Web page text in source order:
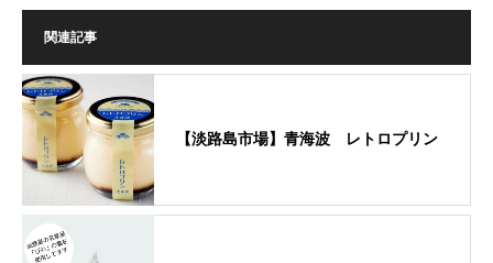
関連記事
【淡路島市場】青海波 レトロプリン